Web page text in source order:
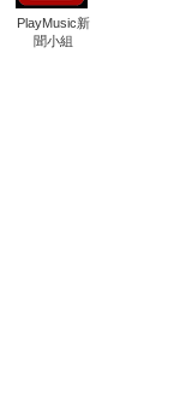
PlayMusic新
聞小組